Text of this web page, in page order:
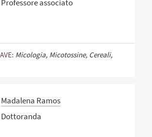
Professore associato
Micologia, Micotossine, Cereali,
Madalena Ramos
Dottoranda